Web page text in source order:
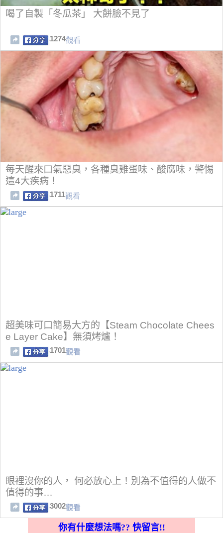
喝了自製「冬瓜茶」 大餅臉不見了
1274觀看
每天醒來口氣惡臭，各種臭雞蛋味、酸腐味，警惕
這4大疾病！
1711觀看
超美味可口簡易大方的【Steam Chocolate Chees
e Layer Cake】無須烤爐！
1701觀看
眼裡沒你的人， 何必放心上！別為不值得的人做不
值得的事…
3002觀看
你有什麼想法嗎?? 快留言!!